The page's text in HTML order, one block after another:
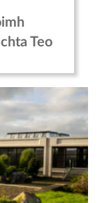
Teo